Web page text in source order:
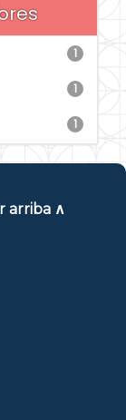
1
1
1
arriba ∧